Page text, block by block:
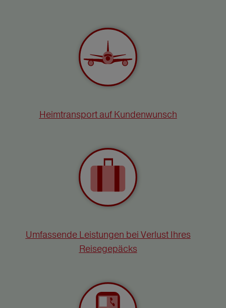
Heimtransport auf Kundenwunsch
Umfassende Leistungen bei Verlust Ihres
Reisegepäcks